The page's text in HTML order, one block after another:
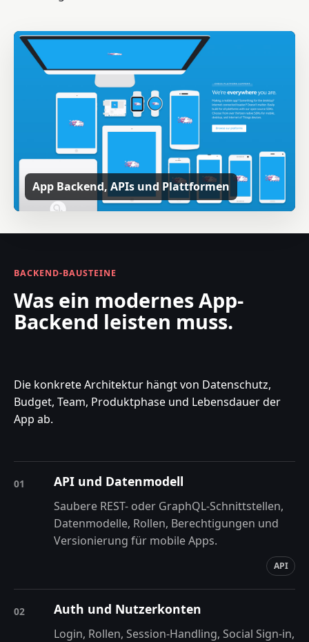
App Backend, APIs und Plattformen
BACKEND-BAUSTEINE
Was ein modernes App-
Backend leisten muss.
Die konkrete Architektur hängt von Datenschutz,
Budget, Team, Produktphase und Lebensdauer der
App ab.
01 API und Datenmodell
Saubere REST- oder GraphQL-Schnittstellen,
Datenmodelle, Rollen, Berechtigungen und
Versionierung für mobile Apps.
API
02 Auth und Nutzerkonten
Login, Rollen, Session-Handling, Social Sign-in,